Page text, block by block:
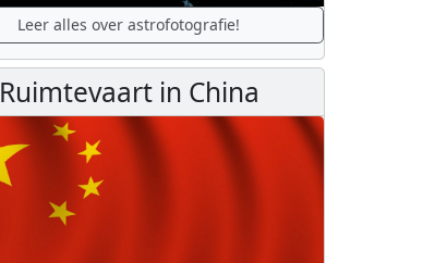
Leer alles over astrofotografie!
Ruimtevaart in China